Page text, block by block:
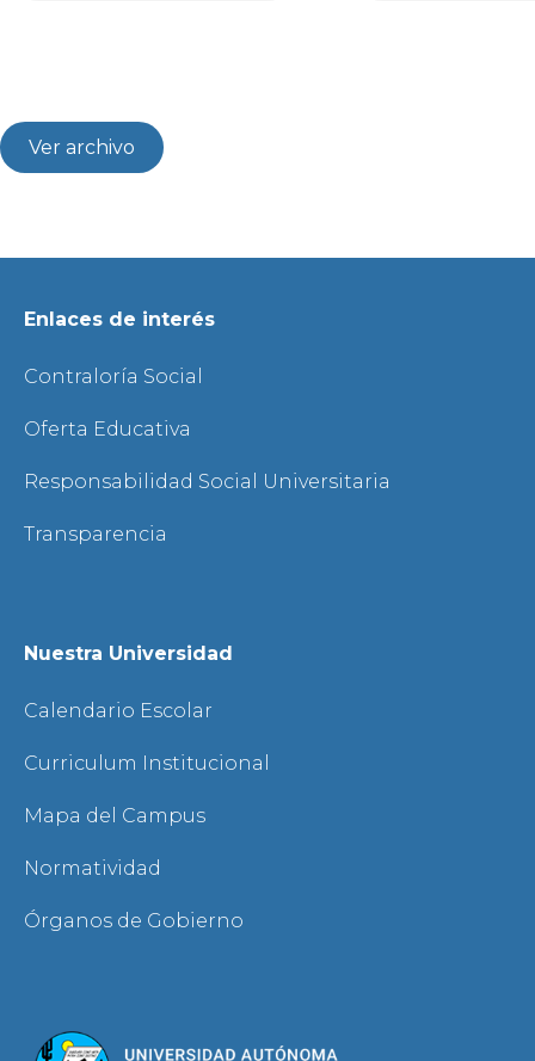
Ver archivo
Enlaces de interés
Contraloría Social
Oferta Educativa
Responsabilidad Social Universitaria
Transparencia
Nuestra Universidad
Calendario Escolar
Curriculum Institucional
Mapa del Campus
Normatividad
Órganos de Gobierno